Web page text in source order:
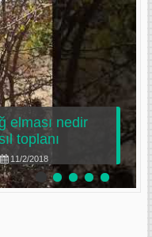
elması nedir
toplanı
11/2/2018